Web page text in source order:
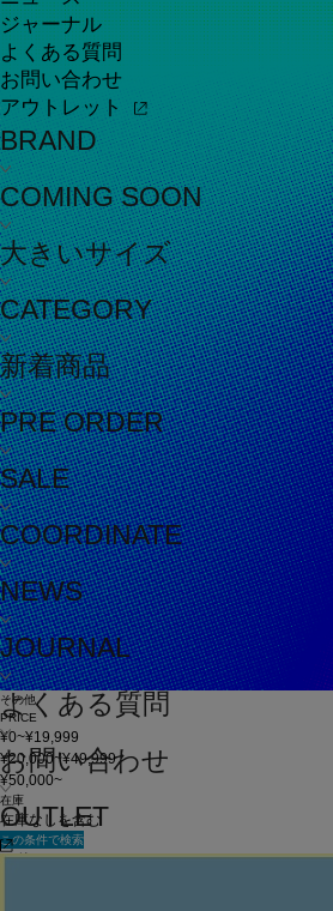
ジャーナル
よくある質問
お問い合わせ
アウトレット
BRAND
COMING SOON
大きいサイズ
CATEGORY
新着商品
PRE ORDER
SALE
COORDINATE
NEWS
JOURNAL
よくある質問
お問い合わせ
OUTLET
その他
PRICE
¥0~¥19,999
¥20,000~¥49,999
¥50,000~
在庫
在庫なしを含む
この条件で検索
60件